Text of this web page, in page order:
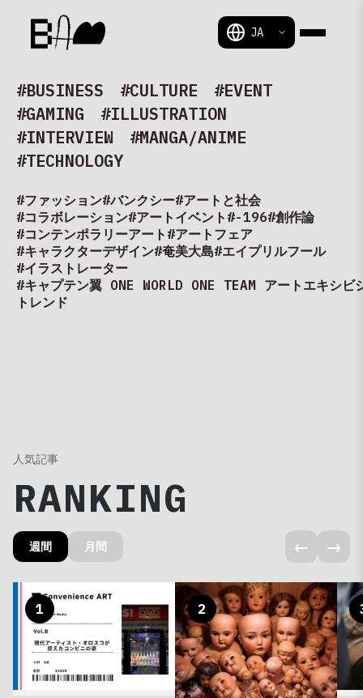
#BUSINESS #CULTURE
#EVENT
#GAMING
#ILLUSTRATION
#INTERVIEW
#MANGA/ANIME
#TECHNOLOGY
#ファッション#バンクシー#アートと社会
#コラボレーション#アートイベント #-196#創作論
#コンテンポラリーアート #アートフェア
#キャラクターデザイン#奄美大島#エイプリルフール
#イラストレーター
#キャプテン翼 ONE WORLD ONE TEAM アートエキシ
トレンド
人気記事
RANKING
週間 月間 ← →
1 2